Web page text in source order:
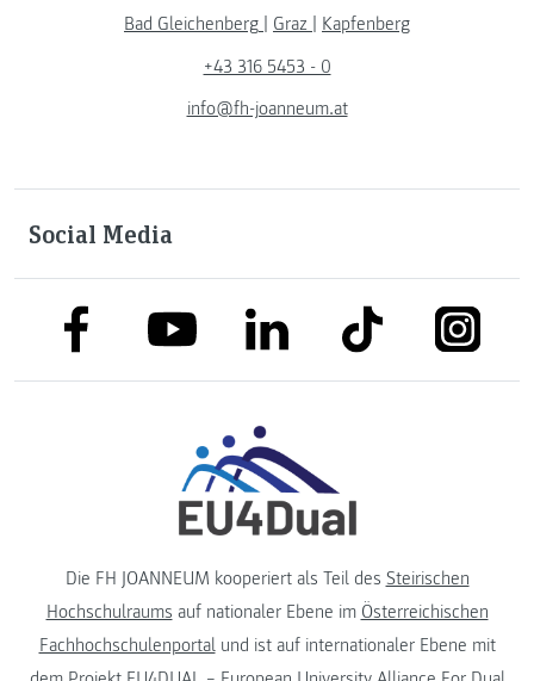
Bad Gleichenberg
Graz
Kapfenberg
+43 316 5453 - 0
info@fh-joanneum.at
Social Media
link to facebooklink to youtubelink to linkedinlink to tiktok
Die FH JOANNEUM kooperiert als Teil des Steirischen
Hochschulraums auf nationaler Ebene im Österreichischen
Fachhochschulenportalund ist auf internationaler Ebene mit